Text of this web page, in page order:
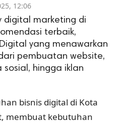
12:06
digital marketing di
terbaik,
yang menawarkan
pembuatan website,
sosial, hingga iklan
bisnis digital di Kota
membuat kebutuhan